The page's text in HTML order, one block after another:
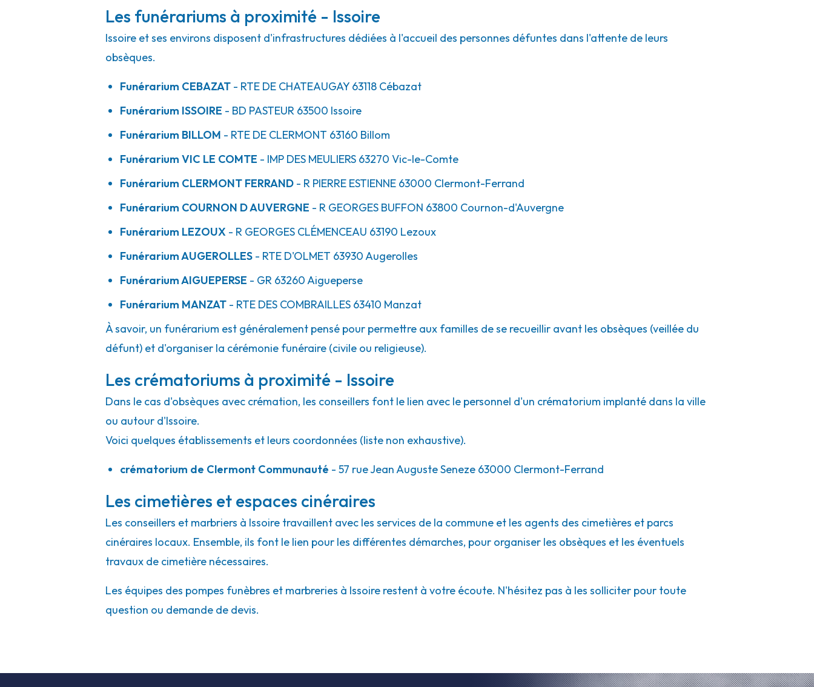
Les funérariums à proximité - Issoire
Issoire et ses environs disposent d'infrastructures dédiées à l'accueil des personnes défuntes dans l'attente de leurs
obsèques.
Funérarium CEBAZAT - RTE DE CHATEAUGAY 63118 Cébazat
Funérarium ISSOIRE - BD PASTEUR 63500 Issoire
Funérarium BILLOM - RTE DE CLERMONT 63160 Billom
Funérarium VIC LE COMTE - IMP DES MEULIERS 63270 Vic-le-Comte
Funérarium CLERMONT FERRAND - R PIERRE ESTIENNE 63000 Clermont-Ferrand
Funérarium COURNON D AUVERGNE - R GEORGES BUFFON 63800 Cournon-d'Auvergne
Funérarium LEZOUX - R GEORGES CLÉMENCEAU 63190 Lezoux
FunérariumAUGEROLLES - RTE D'OLMET 63930Augerolles
FunérariumAIGUEPERSE - GR 63260Aigueperse
Funérarium MANZAT - RTE DES COMBRAILLES 63410 Manzat
À savoir, un funérarium est généralement pensé pour permettre aux familles de se recueillir avant les obsèques (veillée du
défunt) et d'organiser la cérémonie funéraire (civile ou religieuse).
Les crématoriums à proximité - Issoire
Dans le cas d'obsèques avec crémation, les conseillers font le lien avec le personnel d'un crématorium implanté dans la ville
ou autour d'Issoire.
Voici quelques établissements et leurs coordonnées (liste non exhaustive).
crématorium de Clermont Communauté - 57 rue Jean Auguste Seneze 63000 Clermont-Ferrand
Les cimetières et espaces cinéraires
Les conseillers et marbriers à Issoire travaillent avec les services de la commune et les agents des cimetières et parcs
cinéraires locaux. Ensemble, ils font le lien pour les différentes démarches, pour organiser les obsèques et les éventuels
travaux de cimetière nécessaires.
Les équipes des pompes funèbres et marbreries à Issoire restent à votre écoute. N'hésitez pas à les solliciter pour toute
question ou demande de devis.